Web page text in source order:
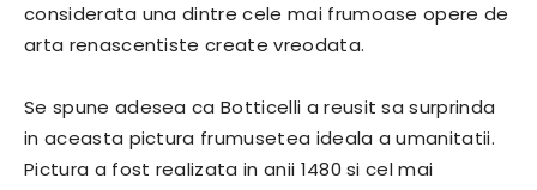
considerata una dintre cele mai frumoase opere de
arta renascentiste create vreodata.
Se spune adesea ca Botticelli a reusit sa surprinda
in aceasta pictura frumusetea ideala a umanitatii.
Pictura a fost realizata in anii 1480 si cel mai